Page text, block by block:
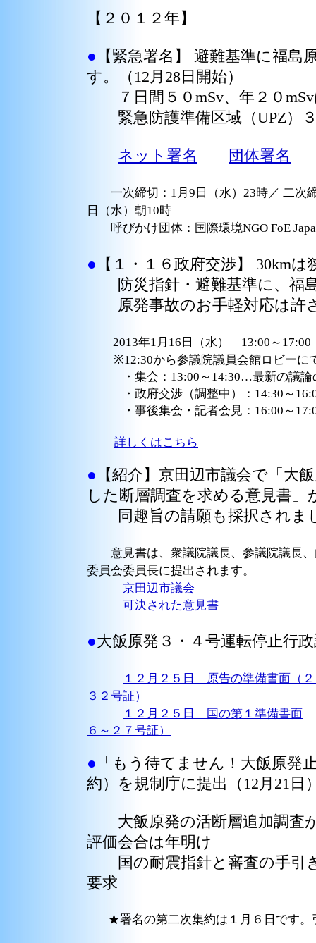
【２０１２年】
● 【緊急署名】 避難基準に福
す。（12月28日開始）
７日間５０mSv、年２０mSv
緊急防護準備区域（UPZ）
ネット署名 団体署名
一次締切：1月9日（水）23時／ 二次
日（水）朝10時
呼びかけ団体：国際環境NGO FoE
● 【１・１６政府交渉】 30km
防災指針・避難基準に、福
原発事故のお手軽対応は許
2013年1月16日（水） 13:00～17:00
※12:30から参議院議員会館ロビーに
・集会：13:00～14:30…最新の議論
・政府交渉（調整中）：14:30～
・事後集会・記者会見：16:00～
詳しくはこちら
● 【紹介】京田辺市議会で「大
した断層調査を求める意見書」
同趣旨の請願も採択されま
意見書は、衆議院議長、参議院議長、
委員会委員長に提出されます。
京田辺市議会
可決された意見書
●大飯原発３・４号運転停止行
１２月２５日 原告の準備書面（
３２号証）
１２月２５日 国の第１準備書面
６～２７号証）
● 「もう待てません！大飯原発
約）を規制庁に提出（12月21
大飯原発の活断層追加調査
評価会合は年明け
国の耐震指針と審査の手引
要求
★署名の第二次集約は１月６日です。